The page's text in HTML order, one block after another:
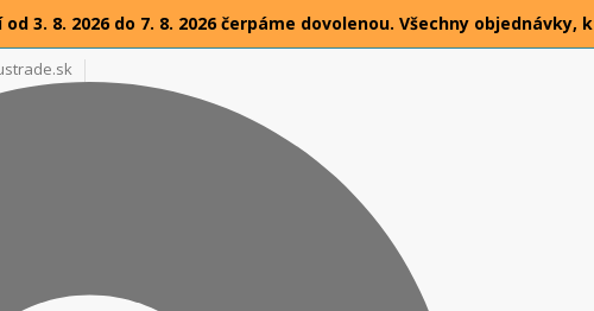
3. 8. 2026 do 7. 8. 2026 čerpáme dovolenou. Všechny